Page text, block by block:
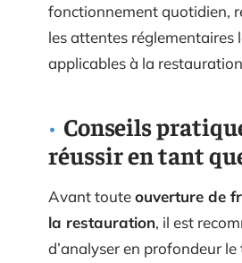
fonctionnement quotidien,
les attentes réglementaires
applicables à la
Conseils
réussir en tant
Avant touteouverture de
la restauration, il est
d’analyser en profondeur